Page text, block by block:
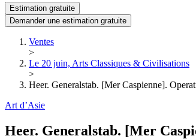
Estimation gratuite
Demander une estimation gratuite
Ventes
>
Le 20 juin, Arts Classiques & Civilisations
>
Heer. Generalstab. [Mer Caspienne].
Art d’Asie
Heer. Generalstab. [Mer